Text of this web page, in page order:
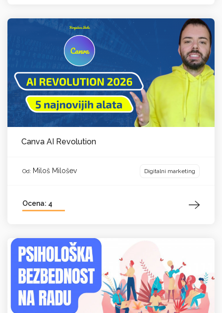
Canva AI Revolution
Od: Miloš Milošev Digitalni marketing
Ocena: 4